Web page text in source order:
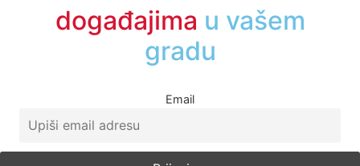
događajima u vašem
gradu
Email